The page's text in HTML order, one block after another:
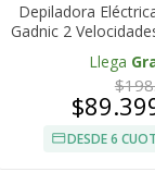
Depiladora
Gadnic 2
Cabezales
Llega
DESDE 6